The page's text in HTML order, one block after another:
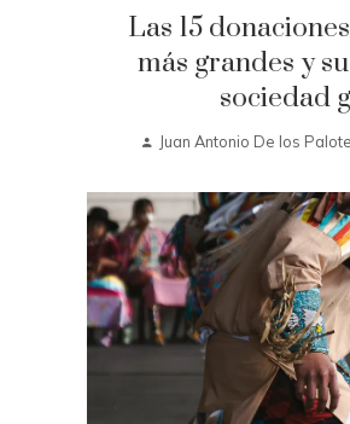
Las 15
más grandes y
sociedad
Juan Antonio De los